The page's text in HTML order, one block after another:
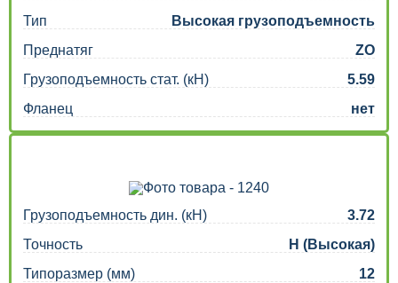
Тип
Высокая грузоподъемность
Преднатяг
ZO
Грузоподъемность стат. (кН)
5.59
Фланец
нет
Грузоподъемность дин. (кН)
3.72
Точность
H (Высокая)
Типоразмер (мм)
12